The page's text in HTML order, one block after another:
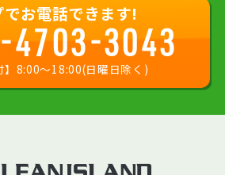
でお電話できます!
4703-3043
】8:00〜18:00(日曜日除く)